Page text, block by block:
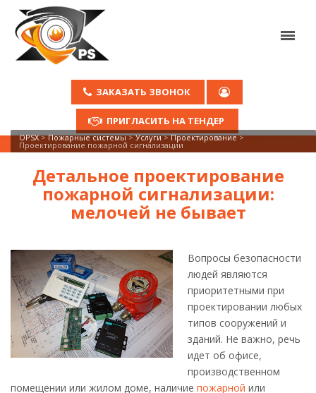
ЗАКАЗАТЬ ЗВОНОК
ПРИГЛАСИТЬ НА ТЕНДЕР
OPSX>Пожарные системы>Услуги>Проектирование>
Проектирование пожарной сигнализации
Детальное проектирование
пожарной сигнализации:
мелочей не бывает
Вопросы безопасности
людей являются
приоритетными при
проектировании любых
типов сооружений и
зданий. Не важно, речь
идет об офисе,
производственном
помещении или жилом доме, наличие пожарной или